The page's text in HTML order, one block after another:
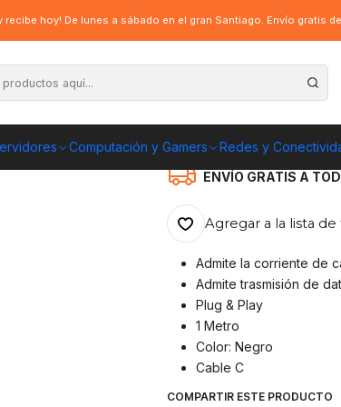
Computación y Gamers Redes y
recibe hoy! De lunes a sábado en el gran Santiago. Envío gratis
a Tipo C, HP - DHC-TC107, Carga rápida hasta 60w,
Cable de datos
Carga rápida
5Gbps, 1 Metro
ENVÍO GRATIS A
Agregar a la lista de
Admite la corriente de
Admite trasmisión de
Plug & Play
1 Metro
Color: Negro
Cable C
COMPARTIR ESTE PRODUCTO